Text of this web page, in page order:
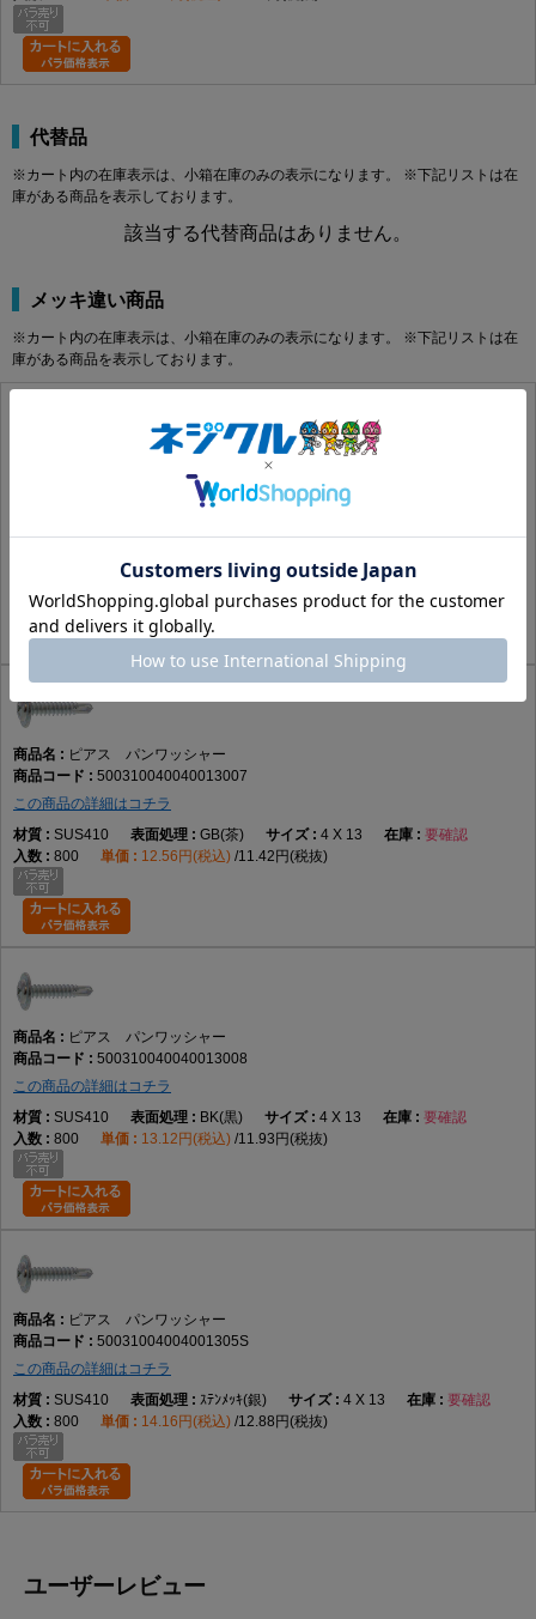
代替品
※カート内の在庫表示は、小箱在庫のみの表示になります。 ※下記リストは在
庫がある商品を表示しております。
該当する代替商品はありません。
メッキ違い商品
※カート内の在庫表示は、小箱在庫のみの表示になります。 ※下記リストは在
庫がある商品を表示しております。
ピアス パンワッシャー
500310040040013000
11.25円(税込) 10.23円(税抜)
ピアス パンワッシャー
500310040040013007
この商品の詳細はコチラ
SUS410
GB(茶) 4 X 13
要確認
800
12.56円(税込) 11.42円(税抜)
ピアス パンワッシャー
500310040040013008
この商品の詳細はコチラ
SUS410
BK(黒) 4 X 13
要確認
800
13.12円(税込) 11.93円(税抜)
ピアス パンワッシャー
50031004004001305S
この商品の詳細はコチラ
SUS410
ｽﾃﾝﾒｯｷ(銀) 4 X 13
要確認
800
14.16円(税込) 12.88円(税抜)
ユーザーレビュー